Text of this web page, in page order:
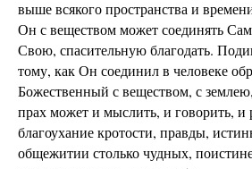
выше всякого пространства и
Он с веществом может соединять
Свою, спасительную благодать.
тому, как Он соединил в человеке
Божественный с веществом, с
прах может и мыслить, и говорить, и
благоухание кротости, правды,
общежитии столько чудных,